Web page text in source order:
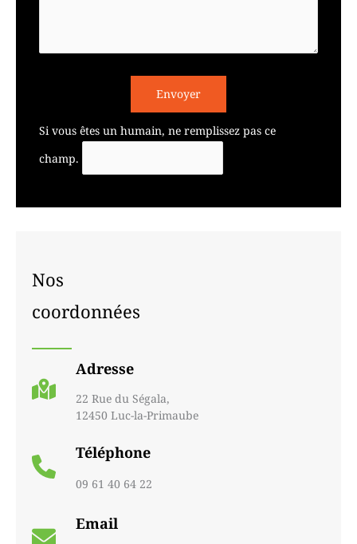
Envoyer
Si vous êtes un humain, ne remplissez pas ce
champ.
Nos
coordonnées
Adresse
22 Rue du Ségala,
12450 Luc-la-Primaube
Téléphone
09 61 40 64 22
Email